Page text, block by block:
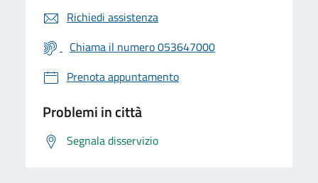
Richiedi assistenza
Chiama il numero 053647000
Prenota appuntamento
Problemi in città
Segnala disservizio